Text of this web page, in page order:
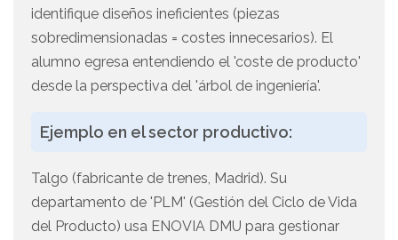
identifique diseños ineficientes (piezas
sobredimensionadas = costes innecesarios). El
alumno egresa entendiendo el 'coste de producto'
desde la perspectiva del 'árbol de ingeniería'.
Ejemplo en el sector productivo:
Talgo (fabricante de trenes, Madrid). Su
departamento de 'PLM' (Gestión del Ciclo de Vida
del Producto) usa ENOVIA DMU para gestionar